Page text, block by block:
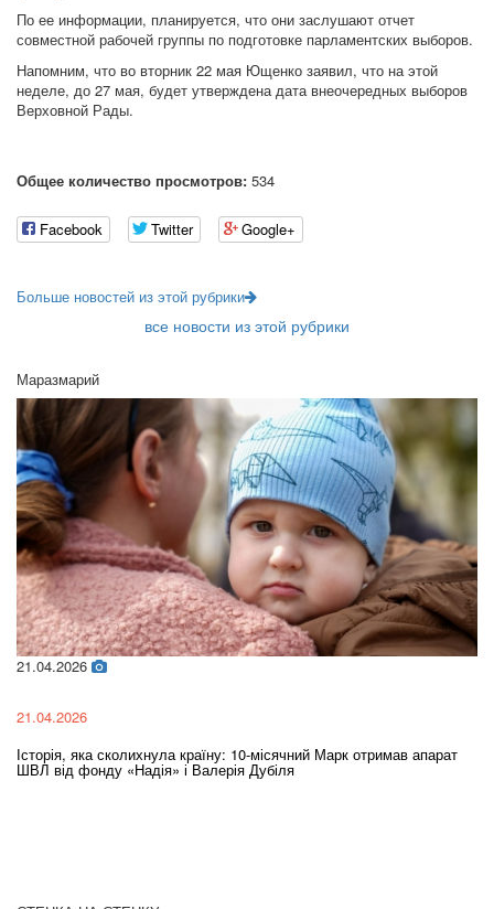
По ее информации, планируется, что они заслушают отчет
совместной рабочей группы по подготовке парламентских выборов.
Напомним, что во вторник 22 мая Ющенко заявил, что на этой
неделе, до 27 мая, будет утверждена дата внеочередных выборов
Верховной Рады.
Общее количество просмотров: 534
Facebook Twitter Google+
Больше новостей из этой рубрики
все новости из этой рубрики
Маразмарий
21.04.2026
21.04.2026
Історія, яка сколихнула країну: 10-місячний Марк отримав апарат
ШВЛ від фонду «Надія» і Валерія Дубіля